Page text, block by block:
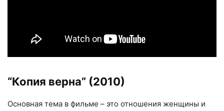
“Копия верна” (2010)
Основная тема в фильме – это отношения женщины и